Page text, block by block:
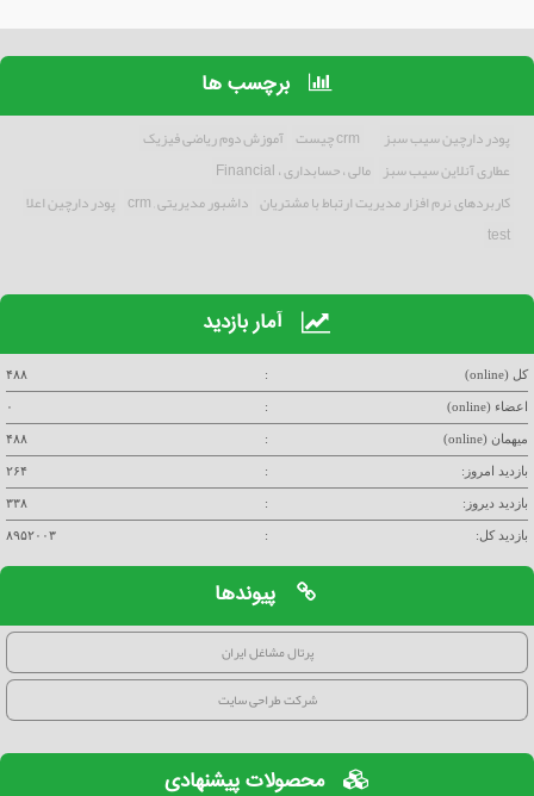
برچسب ها
پودر دارچین سیب سبز crm چیست
آموزش دوم ریاضی فیزیک
عطاری آنلاین سیب سبز مالی ، حسابداری ، Financial
کاربردهای نرم افزار مدیریت ارتباط با مشتریان داشبور مدیریتی , crm
پودر دارچین اعلا
test
آمار بازدید
کل (online) : ۴۸۸
اعضاء (online) : ۰
میهمان (online) : ۴۸۸
بازدید امروز: : ۲۶۴
بازدید دیروز: : ۳۳۸
بازدید کل: : ۸۹۵۲۰۰۳
پیوندها
پرتال مشاغل ایران
شرکت طراحی سایت
محصولات پیشنهادی